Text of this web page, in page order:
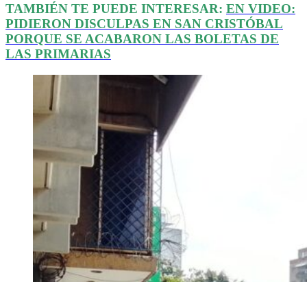
TAMBIÉN TE PUEDE INTERESAR: EN VIDEO:
PIDIERON DISCULPAS EN SAN CRISTÓBAL
PORQUE SE ACABARON LAS BOLETAS DE
LAS PRIMARIAS